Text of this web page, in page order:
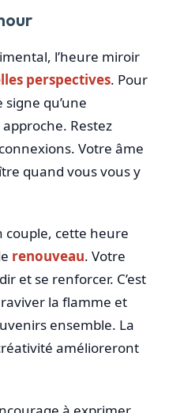
l’heure miroir
perspectives. Pour
signe qu’une
Restez
Votre âme
quand vous vous y
couple, cette heure
renouveau. Votre
et se renforcer. C’est
la flamme et
ensemble. La
amélioreront